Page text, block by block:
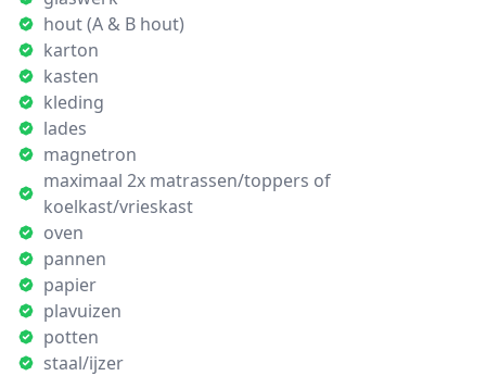
hout (A & B hout)
karton
kasten
kleding
lades
magnetron
maximaal 2x matrassen/toppers of
koelkast/vrieskast
oven
pannen
papier
plavuizen
potten
staal/ijzer